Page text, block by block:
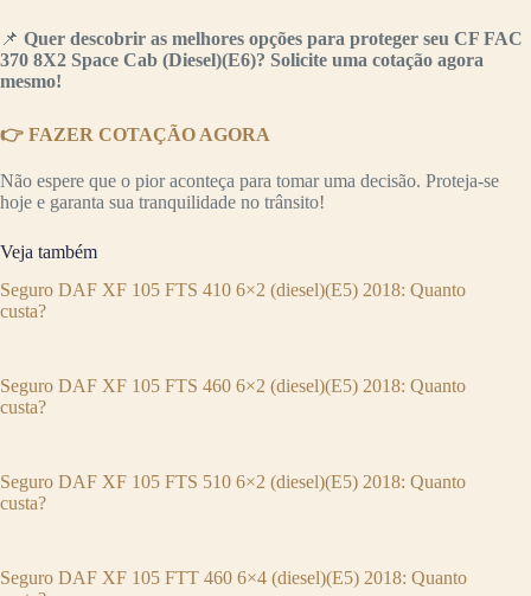
📌 Quer descobrir as melhores opções para proteger seu CF FAC
370 8X2 Space Cab (Diesel)(E6)? Solicite uma cotação agora
mesmo!
👉 FAZER COTAÇÃO AGORA
Não espere que o pior aconteça para tomar uma decisão. Proteja-se
hoje e garanta sua tranquilidade no trânsito!
Veja também
Seguro DAF XF 105 FTS 410 6×2 (diesel)(E5) 2018: Quanto
custa?
Seguro DAF XF 105 FTS 460 6×2 (diesel)(E5) 2018: Quanto
custa?
Seguro DAF XF 105 FTS 510 6×2 (diesel)(E5) 2018: Quanto
custa?
Seguro DAF XF 105 FTT 460 6×4 (diesel)(E5) 2018: Quanto